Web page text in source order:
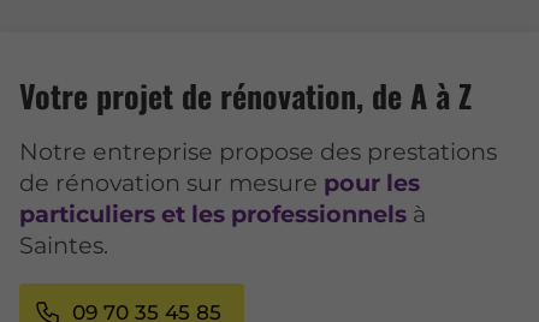
Votre projet de rénovation, de A à Z
Notre entreprise propose des prestations
de rénovation sur mesure pour les
particuliers et les professionnels à
Saintes.
09 70 35 45 85